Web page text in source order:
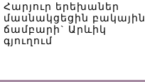
Հարյուր երեխաներ
մասնակցեցին բակային
ճամբարի` Արևիկ
գյուղում